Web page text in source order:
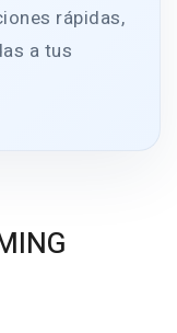
rápidas,
a tus